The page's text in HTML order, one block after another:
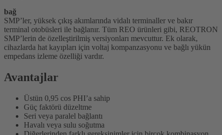
bağ
SMP’ler, yüksek çıkış akımlarında vidalı terminaller ve bakır
terminal otobüsleri ile bağlanır. Tüm REO ürünleri gibi, REOTRON
SMP’lerin de özelleştirilmiş versiyonları mevcuttur. Ek olarak,
cihazlarda hat kayıpları için voltaj kompanzasyonu ve bağlı yükün
empedans izleme özelliği vardır.
Avantajlar
Üstün 0,95 cos PHI’a sahip
Güç faktörü düzeltme
Seri veya paralel bağlantı
Havalı veya sulu soğutma